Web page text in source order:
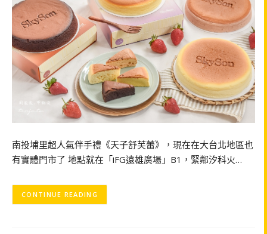
南投埔里超人氣伴手禮《天子舒芙蕾》，現在在大台北地區也
有實體門市了 地點就在「iFG遠雄廣場」B1，緊鄰汐科火…
CONTINUE READING